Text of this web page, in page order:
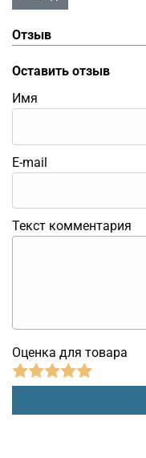
Отзыв
Оставить отзыв
Имя
E-mail
Текст комментария
Оценка для товара